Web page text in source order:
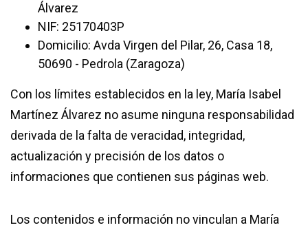
Álvarez
NIF: 25170403P
Domicilio: Avda Virgen del Pilar, 26, Casa 18,
50690 - Pedrola (Zaragoza)
Con los límites establecidos en la ley, María Isabel
Martínez Álvarez no asume ninguna responsabilidad
derivada de la falta de veracidad, integridad,
actualización y precisión de los datos o
informaciones que contienen sus páginas web.
Los contenidos e información no vinculan a María